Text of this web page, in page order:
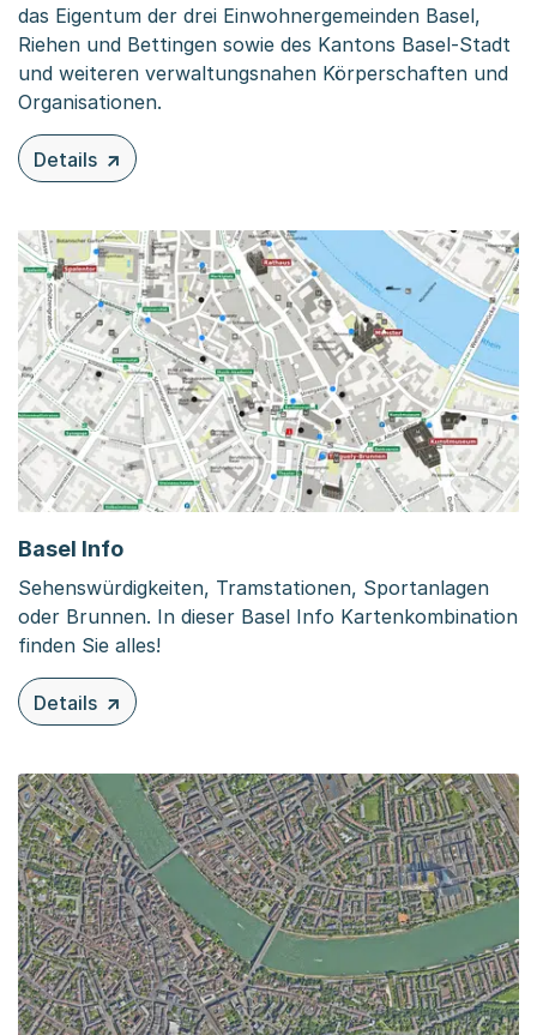
das Eigentum der drei Einwohnergemeinden Basel,
Riehen und Bettingen sowie des Kantons Basel-Stadt
und weiteren verwaltungsnahen Körperschaften und
Organisationen.
Details
zu diesem Inhalt: Öffentliches Grundeigentum
Basel Info
Sehenswürdigkeiten, Tramstationen, Sportanlagen
oder Brunnen. In dieser Basel Info Kartenkombination
finden Sie alles!
Details
zu diesem Inhalt: Basel Info